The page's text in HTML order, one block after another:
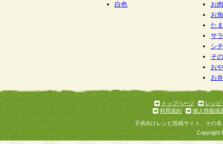
白色
お
お
た
サ
シ
そ
お
お
トップページ
レシピ
利用規約
個人情報保
子供向けレシピ投稿サイト、その
Copyright